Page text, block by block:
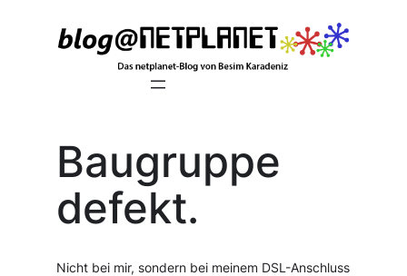
Baugruppe
defekt.
Nicht bei mir, sondern bei meinem DSL-Anschluss